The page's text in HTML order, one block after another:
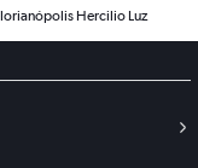
Hercilio Luz